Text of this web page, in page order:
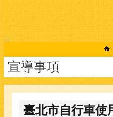
:::
宣導事項
臺北市自行車使